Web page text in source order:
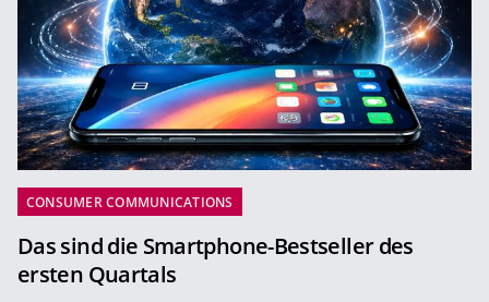
CONSUMER COMMUNICATIONS
Das sind die Smartphone-Bestseller des
ersten Quartals